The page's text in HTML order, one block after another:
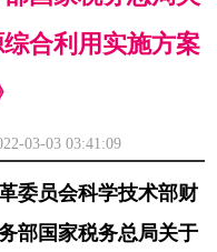
合利用实施方案
03-03 03:41:09
委员会科学技术部财
部国家税务总局关于